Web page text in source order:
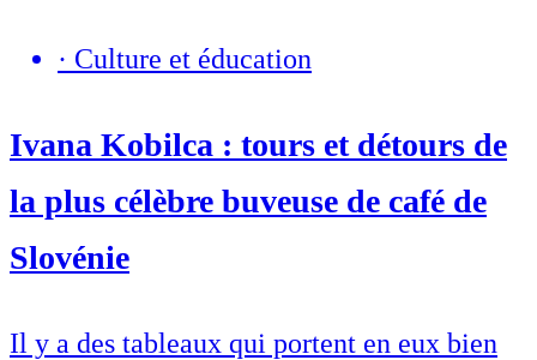
· Culture et éducation
Ivana Kobilca : tours et détours de
la plus célèbre buveuse de café de
Slovénie
Il y a des tableaux qui portent en eux bien